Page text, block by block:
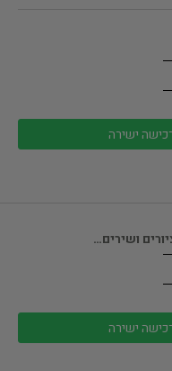
ישירה
ושירים…
ישירה